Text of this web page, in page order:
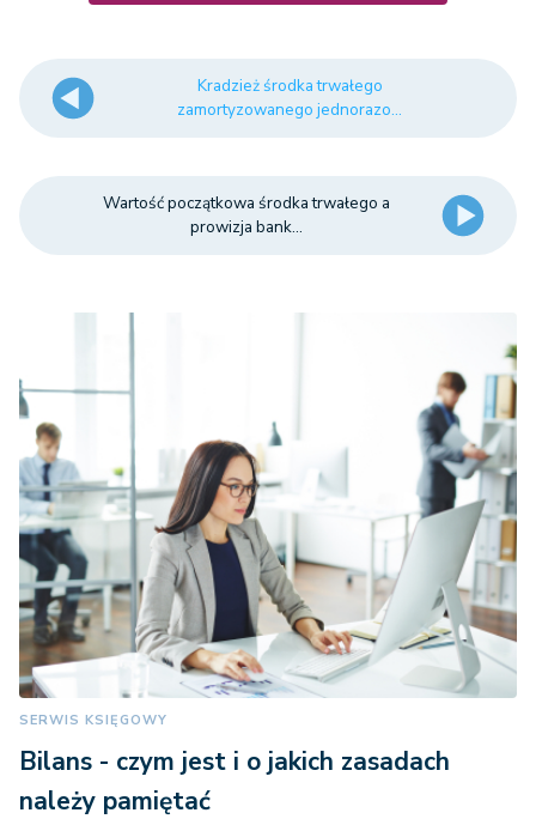
Kradzież środka trwałego
zamortyzowanego jednorazo...
Wartość początkowa środka trwałego a
prowizja bank...
SERWIS KSIĘGOWY
Bilans - czym jest i o jakich zasadach
należy pamiętać